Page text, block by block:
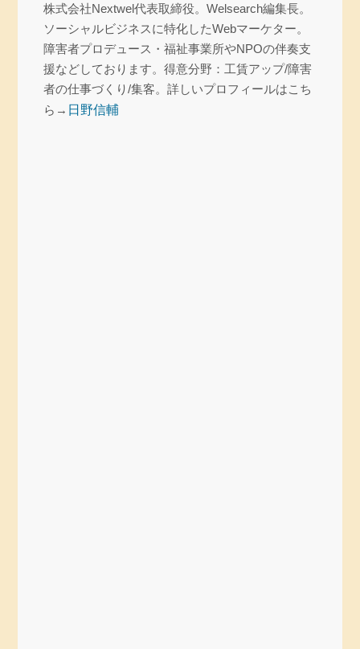
株式会社Nextwel代表取締役。Welsearch編集長。
ソーシャルビジネスに特化したWebマーケター。
障害者プロデュース・福祉事業所やNPOの伴奏支
援などしております。得意分野：工賃アップ/障害
者の仕事づくり/集客。詳しいプロフィールはこち
ら→ 日野信輔